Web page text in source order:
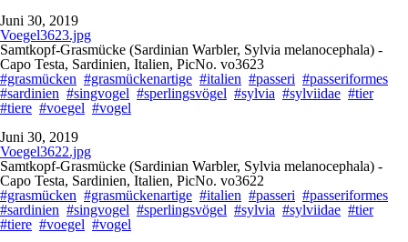
Juni 30, 2019
Voegel3623.jpg
Samtkopf-Grasmücke (Sardinian Warbler, Sylvia melanocephala) -
Capo Testa, Sardinien, Italien, PicNo. vo3623
#grasmücken #grasmückenartige #italien #passeri #passeriformes
#sardinien #singvogel #sperlingsvögel #sylvia #sylviidae #tier
#tiere #voegel #vogel
Juni 30, 2019
Voegel3622.jpg
Samtkopf-Grasmücke (Sardinian Warbler, Sylvia melanocephala) -
Capo Testa, Sardinien, Italien, PicNo. vo3622
#grasmücken #grasmückenartige #italien #passeri #passeriformes
#sardinien #singvogel #sperlingsvögel #sylvia #sylviidae #tier
#tiere #voegel #vogel